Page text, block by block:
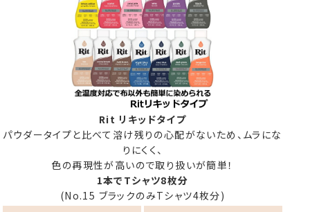
Rit リキッドタイプ
パウダータイプと比べて溶け残りの心配がないため、ムラにな
りにくく、
色の再現性が高いので取り扱いが簡単！
1本でTシャツ8枚分
(No.15 ブラックのみTシャツ4枚分)